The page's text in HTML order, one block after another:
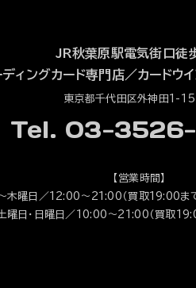
JR秋葉原駅電気街口徒
ディングカード専門店／カードウ
東京都千代田区外神田1-
Tel. 03-
【営業時間】
木曜日／12:00～21:00（買取19:00ま
曜日・日曜日／10:00～21:00（買取